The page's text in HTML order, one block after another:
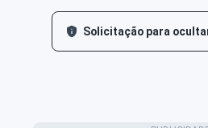
Solicitação para